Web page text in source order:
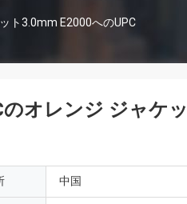
ト3.0mm E2000へのUPC
オレンジ ジャケ
中国